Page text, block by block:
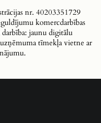
nr. 40203351729
komercdarbības
darbība: jaunu digitālu
tīmekļa vietne ar